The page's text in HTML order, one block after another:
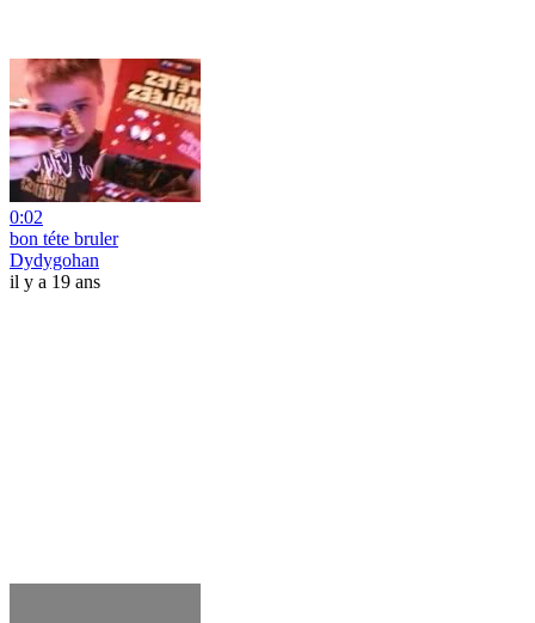
0:02
bon téte bruler
Dydygohan
il y a 19 ans